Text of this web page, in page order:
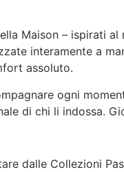
Maison – ispirati
interamente a
assoluto.
ogni
di chi li indossa.
dalle Collezioni